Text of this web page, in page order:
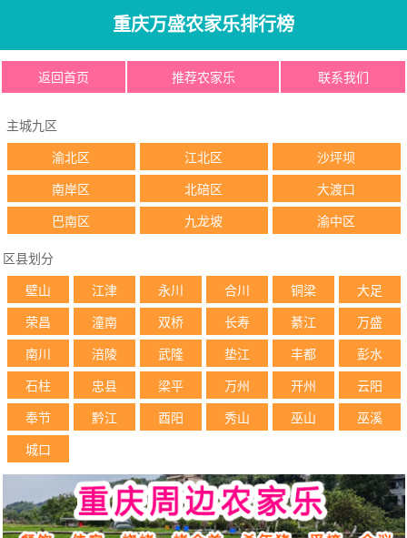
重庆万盛农家乐排行榜
返回首页 推荐农家乐 联系我们
主城九区
渝北区 江北区 沙坪坝
南岸区 北碚区 大渡口
巴南区 九龙坡 渝中区
区县划分
壁山 江津 永川 合川 铜梁 大足
荣昌 潼南 双桥 长寿 綦江 万盛
南川 涪陵 武隆 垫江 丰都 彭水
石柱 忠县 梁平 万州 开州 云阳
奉节 黔江 酉阳 秀山 巫山 巫溪
城口